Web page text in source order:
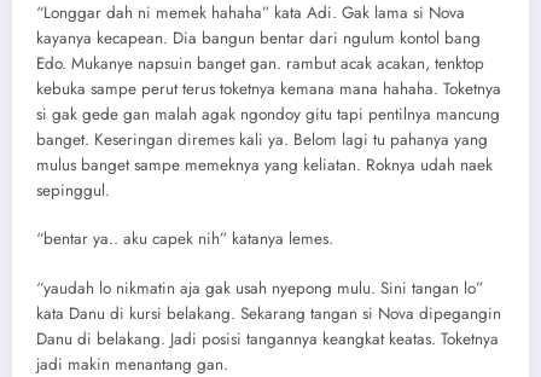
“Longgar dah ni memek hahaha” kata Adi. Gak lama si Nova
kayanya kecapean. Dia bangun bentar dari ngulum kontol bang
Edo. Mukanye napsuin banget gan. rambut acak acakan, tenktop
kebuka sampe perut terus toketnya kemana mana hahaha. Toketnya
si gak gede gan malah agak ngondoy gitu tapi pentilnya mancung
banget. Keseringan diremes kali ya. Belom lagi tu pahanya yang
mulus banget sampe memeknya yang keliatan. Roknya udah naek
sepinggul.
“bentar ya.. aku capek nih” katanya lemes.
“yaudah lo nikmatin aja gak usah nyepong mulu. Sini tangan lo”
kata Danu di kursi belakang. Sekarang tangan si Nova dipegangin
Danu di belakang. Jadi posisi tangannya keangkat keatas. Toketnya
jadi makin menantang gan.